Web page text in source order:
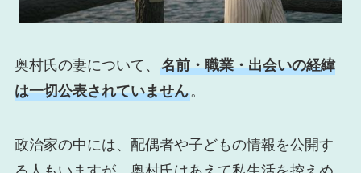
奥村氏の妻について、 名前・職業・出会いの経緯
は一切公表されていません。
政治家の中には、配偶者や子どもの情報を公開す